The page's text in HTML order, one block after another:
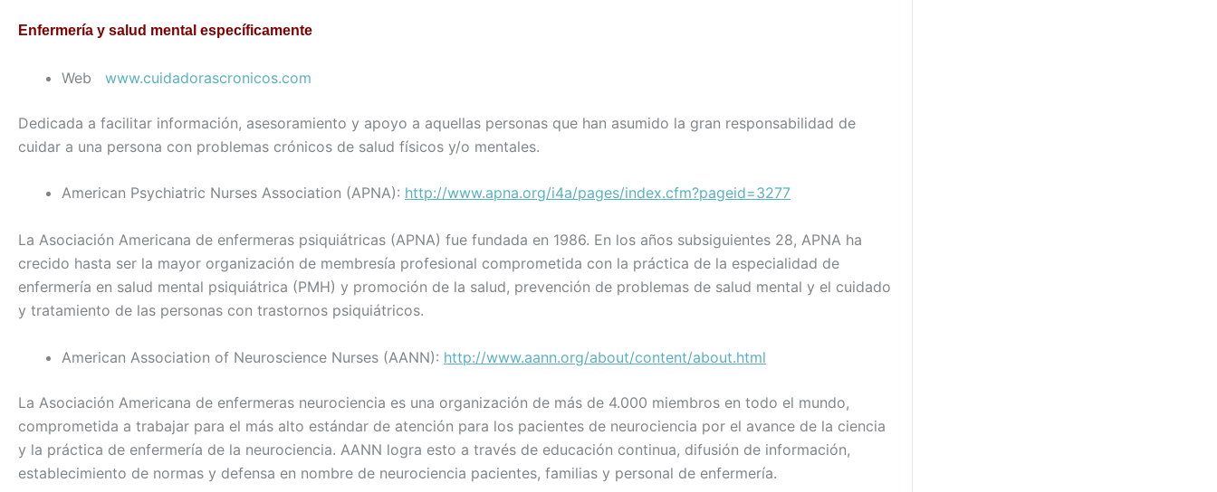
Enfermería y salud mental específicamente
Web www.cuidadorascronicos.com
Dedicada a facilitar información, asesoramiento y apoyo a aquellas personas que han asumido la gran responsabilidad de
cuidar a una persona con problemas crónicos de salud físicos y/o mentales.
American Psychiatric Nurses Association (APNA): http://www.apna.org/i4a/pages/index.cfm?pageid=3277
La Asociación Americana de enfermeras psiquiátricas (APNA) fue fundada en 1986. En los años subsiguientes 28, APNA ha
crecido hasta ser la mayor organización de membresía profesional comprometida con la práctica de la especialidad de
enfermería en salud mental psiquiátrica (PMH) y promoción de la salud, prevención de problemas de salud mental y el cuidado
y tratamiento de las personas con trastornos psiquiátricos.
American Association of Neuroscience Nurses (AANN): http://www.aann.org/about/content/about.html
La Asociación Americana de enfermeras neurociencia es una organización de más de 4.000 miembros en todo el mundo,
comprometida a trabajar para el más alto estándar de atención para los pacientes de neurociencia por el avance de la ciencia
y la práctica de enfermería de la neurociencia. AANN logra esto a través de educación continua, difusión de información,
establecimiento de normas y defensa en nombre de neurociencia pacientes, familias y personal de enfermería.